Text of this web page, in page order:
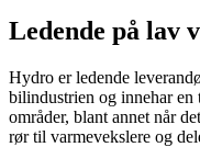
Ledende på lav
Hydro er ledende
bilindustrien og innehar en
områder, blant annet når
rør til varmevekslere og